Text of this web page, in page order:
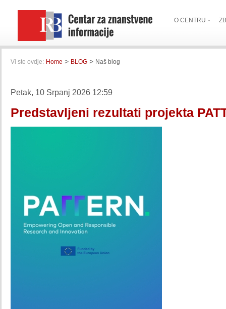
O CENTRU
Vi ste ovdje: Home > BLOG > Naš blog
Petak, 10 Srpanj 2026 12:59
Predstavljeni rezultati projekta